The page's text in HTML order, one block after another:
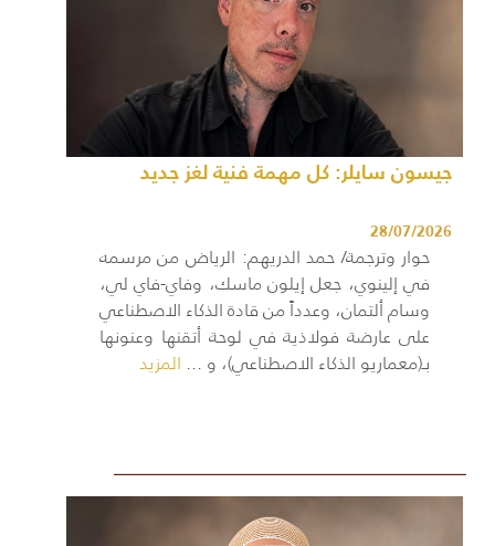
جيسون سايلر: كل مهمة فنية لغز جديد
28/07/2026
حوار وترجمة/ حمد الدريهم: الرياض من مرسمه
في إلينوي، جعل إيلون ماسك، وفاي-فاي لي،
وسام ألتمان، وعدداً من قادة الذكاء الاصطناعي
على عارضة فولاذية في لوحة أتقنها وعنونها
بـ(معماريو الذكاء الاصطناعي)، و ...المزيد